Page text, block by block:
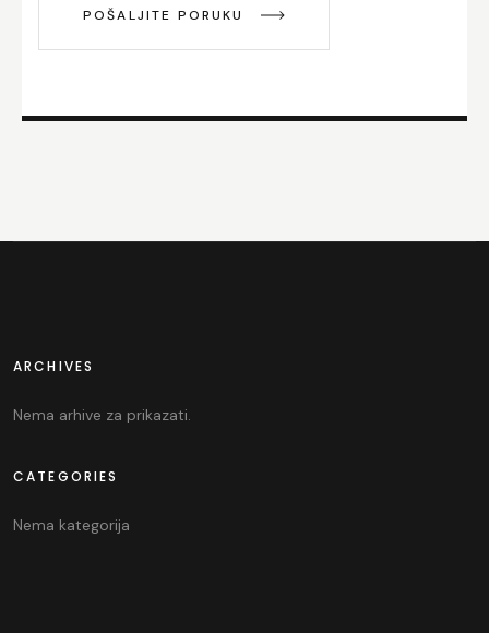
POŠALJITE PORUKU
ARCHIVES
Nema arhive za prikazati.
CATEGORIES
Nema kategorija